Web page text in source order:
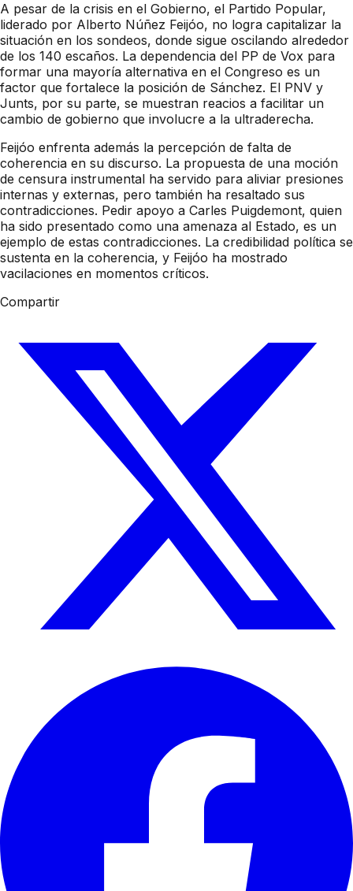
A pesar de la crisis en el Gobierno, el Partido Popular,
liderado por Alberto Núñez Feijóo, no logra capitalizar la
situación en los sondeos, donde sigue oscilando alrededor
de los 140 escaños. La dependencia del PP de Vox para
formar una mayoría alternativa en el Congreso es un
factor que fortalece la posición de Sánchez. El PNV y
Junts, por su parte, se muestran reacios a facilitar un
cambio de gobierno que involucre a la ultraderecha.
Feijóo enfrenta además la percepción de falta de
coherencia en su discurso. La propuesta de una moción
de censura instrumental ha servido para aliviar presiones
internas y externas, pero también ha resaltado sus
contradicciones. Pedir apoyo a Carles Puigdemont, quien
ha sido presentado como una amenaza al Estado, es un
ejemplo de estas contradicciones. La credibilidad política se
sustenta en la coherencia, y Feijóo ha mostrado
vacilaciones en momentos críticos.
Compartir